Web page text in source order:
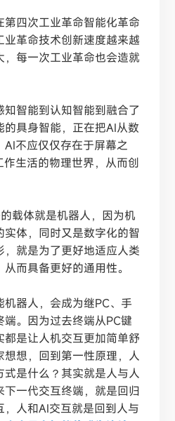
四次工业革命智能化革命
革命技术创新速度越来越
每一次工业革命也会造就
智能到认知智能到融合了
具身智能，正在把AI从数
不应仅仅存在于屏幕之
生活的物理世界，从而创
载体就是机器人，因为机
体，同时又是数字化的智
就是为了更好地适应人类
而具备更好的通用性。
器人，会成为继PC、手
。因为过去终端从PC键
是让人机交互更加简单舒
想，回到第一性原理，人
是什么？其实就是人与人
一代交互终端，就是回归
人和AI交互就是回到人与